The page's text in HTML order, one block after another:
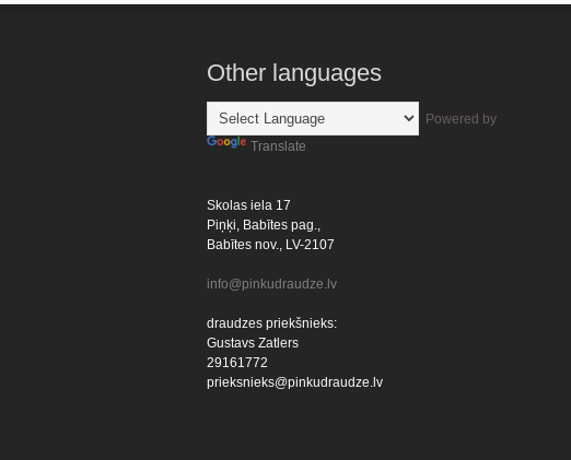
Other languages
Powered by
Translate
Skolas iela 17
Piņķi, Babītes pag.,
Babītes nov., LV-2107
info@pinkudraudze.lv
draudzes priekšnieks:
Gustavs Zatlers
29161772
prieksnieks@pinkudraudze.lv